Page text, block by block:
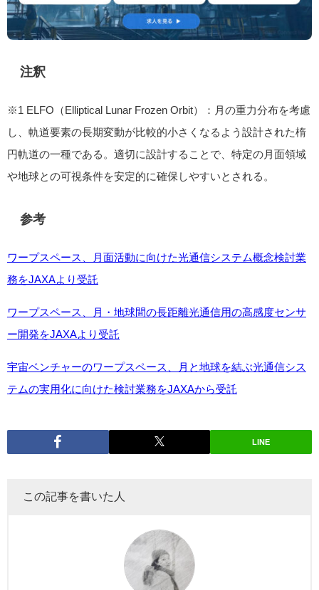
注釈
※1 ELFO（Elliptical Lunar Frozen Orbit）：月の重力分布を考慮
し、軌道要素の長期変動が比較的小さくなるよう設計された楕
円軌道の一種である。適切に設計することで、特定の月面領域
や地球との可視条件を安定的に確保しやすいとされる。
参考
ワープスペース、月面活動に向けた光通信システム概念検討業
務をJAXAより受託
ワープスペース、月・地球間の長距離光通信用の高感度センサ
ー開発をJAXAより受託
宇宙ベンチャーのワープスペース、月と地球を結ぶ光通信シス
テムの実用化に向けた検討業務をJAXAから受託
LINE
この記事を書いた人